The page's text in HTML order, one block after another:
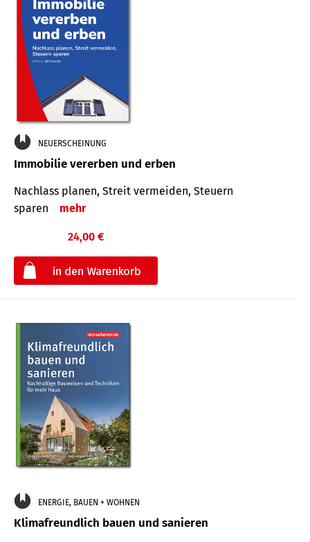
NEUERSCHEINUNG
Immobilie vererben und erben
Nachlass planen, Streit vermeiden, Steuern
sparen
mehr
24,00 €
ENERGIE, BAUEN + WOHNEN
Klimafreundlich bauen und sanieren